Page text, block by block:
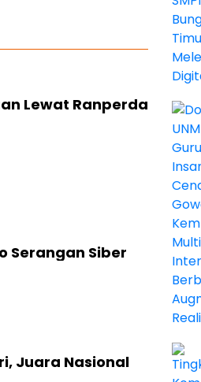
Lewat Ranperda
Serangan Siber
Juara Nasional